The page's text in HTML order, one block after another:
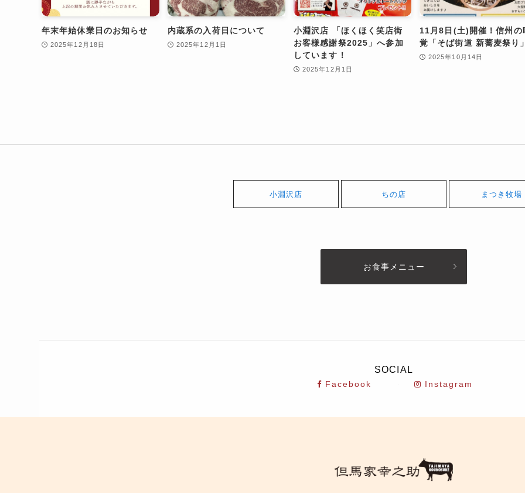
年末年始休業日のお知らせ
2025年12月18日
内蔵系の入荷日について
2025年12月1日
小淵沢店 「ほくほく笑店街
お客様感謝祭2025」へ参加
しています！
2025年12月1日
11月8日(土)開催！信州の
覚「そば街道 新蕎麦祭り
2025年10月14日
小淵沢店 ちの店 まつき牧場
お食事メニュー
SOCIAL
Facebook Instagram